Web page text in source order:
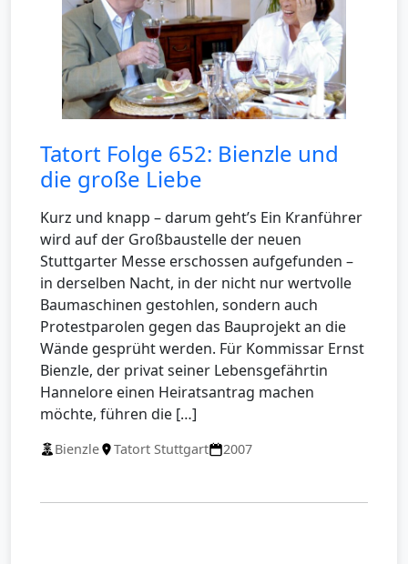
Tatort Folge 652: Bienzle und
die große Liebe
Kurz und knapp – darum geht’s Ein Kranführer
wird auf der Großbaustelle der neuen
Stuttgarter Messe erschossen aufgefunden –
in derselben Nacht, in der nicht nur wertvolle
Baumaschinen gestohlen, sondern auch
Protestparolen gegen das Bauprojekt an die
Wände gesprüht werden. Für Kommissar Ernst
Bienzle, der privat seiner Lebensgefährtin
Hannelore einen Heiratsantrag machen
möchte, führen die […]
Bienzle Tatort Stuttgart 2007